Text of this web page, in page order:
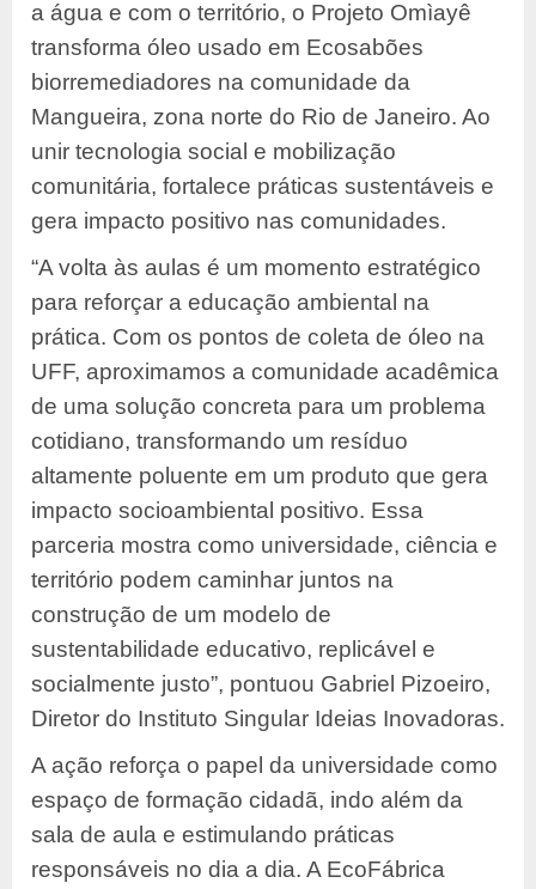
a água e com o território, o Projeto Omìayê
transforma óleo usado em Ecosabões
biorremediadores na comunidade da
Mangueira, zona norte do Rio de Janeiro. Ao
unir tecnologia social e mobilização
comunitária, fortalece práticas sustentáveis e
gera impacto positivo nas comunidades.
“A volta às aulas é um momento estratégico
para reforçar a educação ambiental na
prática. Com os pontos de coleta de óleo na
UFF, aproximamos a comunidade acadêmica
de uma solução concreta para um problema
cotidiano, transformando um resíduo
altamente poluente em um produto que gera
impacto socioambiental positivo. Essa
parceria mostra como universidade, ciência e
território podem caminhar juntos na
construção de um modelo de
sustentabilidade educativo, replicável e
socialmente justo”, pontuou Gabriel Pizoeiro,
Diretor do Instituto Singular Ideias Inovadoras.
A ação reforça o papel da universidade como
espaço de formação cidadã, indo além da
sala de aula e estimulando práticas
responsáveis no dia a dia. A EcoFábrica